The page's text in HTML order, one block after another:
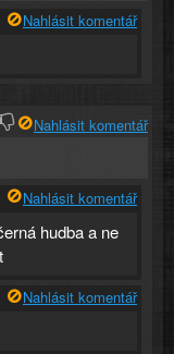
Nahlásit komentář
Nahlásit komentář
Nahlásit komentář
hudba a ne
Nahlásit komentář